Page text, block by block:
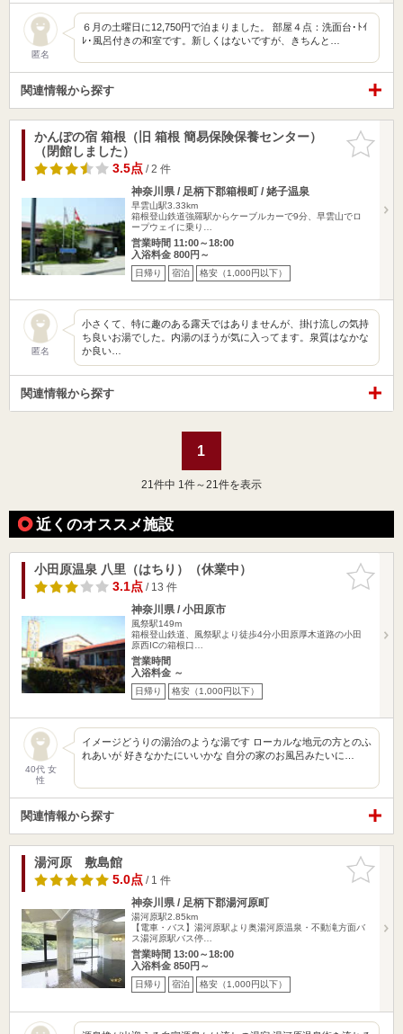
匿名
６月の土曜日に12,750円で泊まりました。 部屋４点：洗面台･ﾄｲ
ﾚ･風呂付きの和室です。新しくはないですが、きちんと…
関連情報から探す
お気に入
りに追加
かんぽの宿 箱根（旧 箱根 簡易保険保養センター）
（閉館しました）
3.5点/ 2 件
神奈川県 / 足柄下郡箱根町 / 姥子温泉
早雲山駅3.33km
箱根登山鉄道強羅駅からケーブルカーで9分、早雲山でロ
ープウェイに乗り…
営業時間 11:00～18:00
入浴料金 800円～
日帰り 宿泊 格安（1,000円以下）
匿名
小さくて、特に趣のある露天ではありませんが、掛け流しの気持
ち良いお湯でした。内湯のほうが気に入ってます。泉質はなかな
か良い…
関連情報から探す
1
21 件中 1件～21件を表示
近くのオススメ施設
お気に入
りに追加
小田原温泉 八里（はちり）（休業中）
3.1点/ 13 件
神奈川県 / 小田原市
風祭駅149m
箱根登山鉄道、風祭駅より徒歩4分小田原厚木道路の小田
原西ICの箱根口…
営業時間
入浴料金 ～
日帰り 格安（1,000円以下）
40代 女
性
イメージどうりの湯治のような湯です ローカルな地元の方とのふ
れあいが 好きなかたにいいかな 自分の家のお風呂みたいに…
関連情報から探す
お気に入
りに追加
湯河原 敷島館
5.0点/ 1 件
神奈川県 / 足柄下郡湯河原町
湯河原駅2.85km
【電車・バス】湯河原駅より奥湯河原温泉・不動滝方面バ
ス湯河原駅バス停…
営業時間 13:00～18:00
入浴料金 850円～
日帰り 宿泊 格安（1,000円以下）